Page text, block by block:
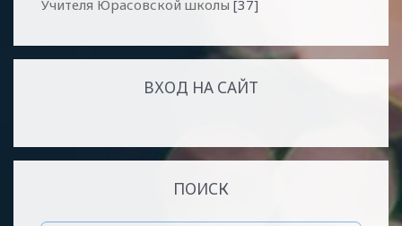
Учителя Юрасовской школы [37]
ВХОД НА САЙТ
ПОИСК